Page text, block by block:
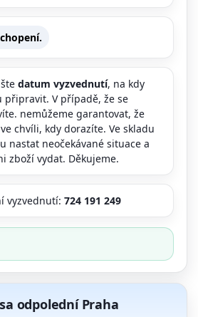
datum vyzvednutí, na kdy
připravit. V případě, že se
nemůžeme garantovat, že
chvíli, kdy dorazíte. Ve skladu
nastat neočekávané situace a
zboží vydat. Děkujeme.
vyzvednutí: 724 191 249
odpolední Praha